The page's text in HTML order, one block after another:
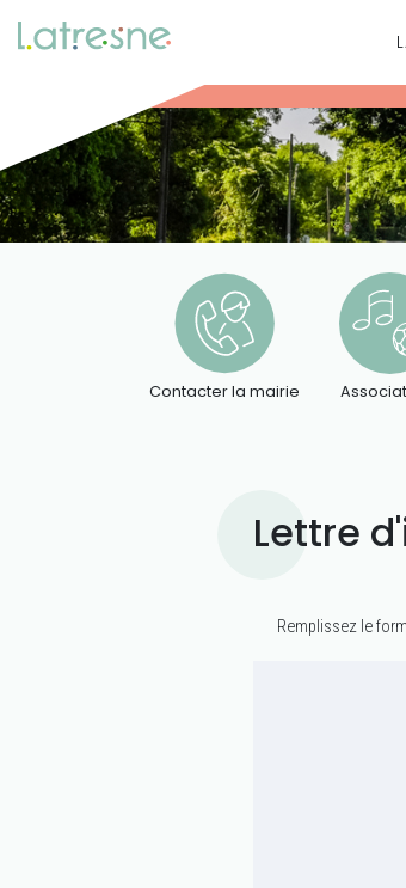
Contacter la mairie
Lettre
Remplissez le